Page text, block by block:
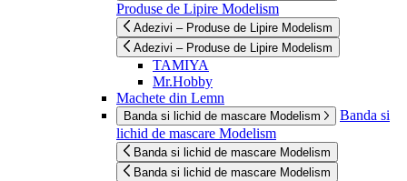
Produse de Lipire Modelism
Adezivi – Produse de Lipire Modelism
Adezivi – Produse de Lipire Modelism
TAMIYA
Mr.Hobby
Machete din Lemn
Banda si lichid de mascare Modelism
Banda si
lichid de mascare Modelism
Banda si lichid de mascare Modelism
Banda si lichid de mascare Modelism